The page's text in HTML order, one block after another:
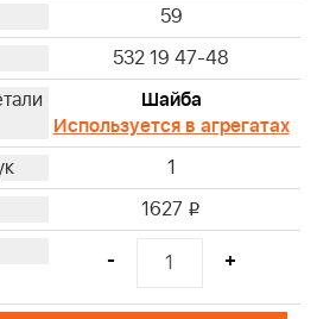
59
532 19 47-48
Шайба
Используется в агрегатах
1
1627 i
- +